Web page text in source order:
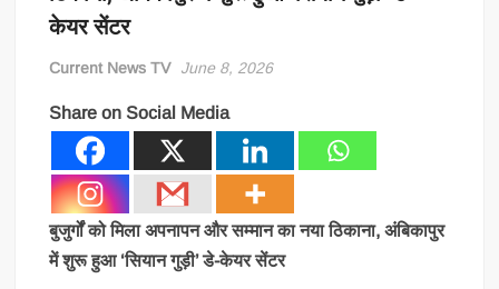
केयर सेंटर
Current News TV June 8, 2026
Share on Social Media
बुजुर्गों को मिला अपनापन और सम्मान का नया ठिकाना, अंबिकापुर
में शुरू हुआ ‘सियान गुड़ी’ डे-केयर सेंटर